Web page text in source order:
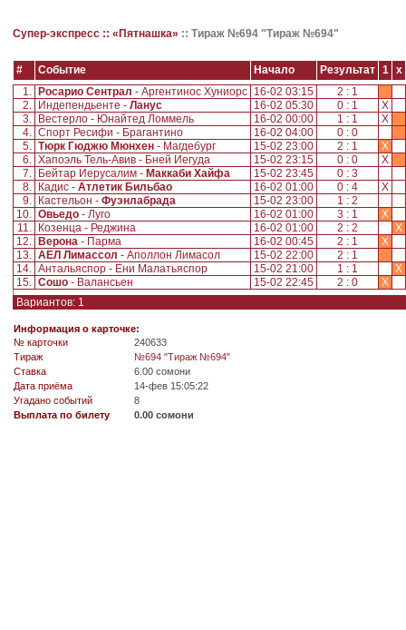
Супер-экспресс :: «Пятнашка» :: Тираж №694 "Тираж №694"
# Событие Начало Результат 1
x
1.
Росарио Сентрал - Аргентинос Хуниорс 16-02 03:15
2 : 1
2.
Индепендьенте - Ланус 16-02 05:30 0 : 1
X
3.
Вестерло - Юнайтед Ломмель 16-02 00:00 1 : 1
X
4. Спорт Ресифи - Брагантино 16-02 04:00
0 : 0
5. Тюрк Гюджю Мюнхен - Магдебург 15-02 23:00 2 : 1
X
6. Хапоэль Тель-Авив - Бней Иегуда 15-02 23:15 0 : 0
X
7.
Бейтар Иерусалим - Маккаби Хайфа 15-02 23:45
0 : 3
8.
Кадис - Атлетик Бильбао 16-02 01:00 0 : 4
X
9.
Кастельон - Фуэнлабрада 15-02 23:00
1 : 2
10. Овьедо - Луго 16-02 01:00 3 : 1
X
11.
Козенца - Реджина 16-02 01:00 2 : 2
X
12.
Верона - Парма 16-02 00:45 2 : 1
X
13. АЕЛ Лимассол - Аполлон Лимасол 15-02 22:00
2 : 1
14. Антальяспор - Ени Малатьяспор 15-02 21:00 1 : 1
X
15. Сошо - Валансьен 15-02 22:45 2 : 0
X
Вариантов: 1
Информация о карточке:
№ карточки
240633
Tираж
№694 "Тираж №694"
Ставка
6.00 сомони
Дата приёма
14-фев 15:05:22
Угадано событий
8
Выплата по билету
0.00 сомони